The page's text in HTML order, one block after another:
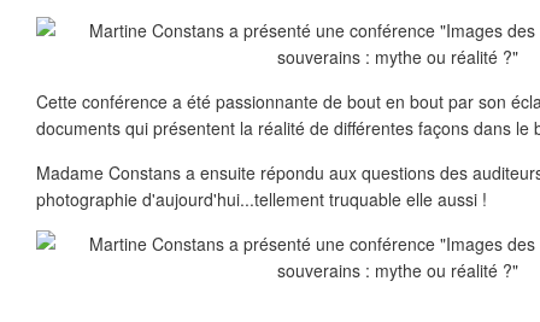
Cette conférence a été passionnante de bout en bout par son
documents qui présentent la réalité de différentes façons dans le
Madame Constans a ensuite répondu aux questions des
photographie d'aujourd'hui...tellement truquable elle aussi !